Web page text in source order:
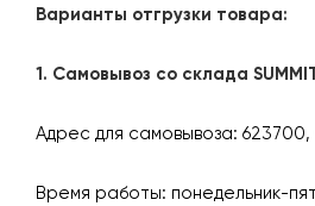
Варианты отгрузки товара:
1. Самовывоз со склада
Адрес для самовывоза:
Время работы: понедельник-